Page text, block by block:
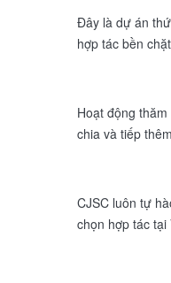
Đây là dự án
hợp tác bền
Hoạt động
chia và tiếp
CJSC luôn tự
chọn hợp tác tại